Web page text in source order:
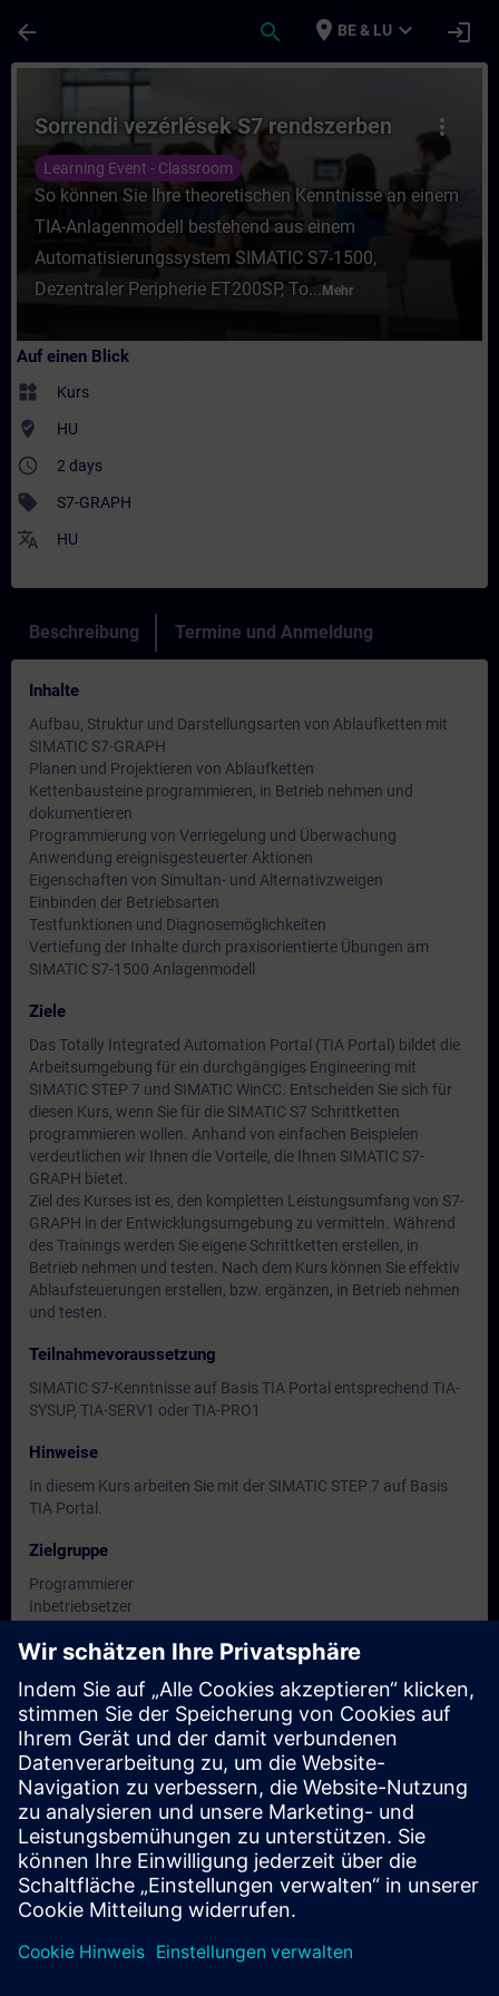
arrow_back search place BE & LU expand_more login
Kurs - Sorrendi vezérlések S7
more_vert
Sorrendi vezérlések S7 rendszerben
Learning Event - Classroom
So können Sie Ihre theoretischen Kenntnisse an einem
TIA-Anlagenmodell bestehend aus einem
Automatisierungssystem SIMATIC S7-1500,
Dezentraler Peripherie ET200SP, To... Mehr
Auf einen Blick
widgets Kurs
where_to_vote HU
access_time 2 days
sell S7-GRAPH
translate HU
Beschreibung Termine und Anmeldung
Inhalte
Aufbau, Struktur und Darstellungsarten von Ablaufketten mit
SIMATIC S7-GRAPH
Planen und Projektieren von Ablaufketten
Kettenbausteine programmieren, in Betrieb nehmen und
dokumentieren
Programmierung von Verriegelung und Überwachung
Anwendung ereignisgesteuerter Aktionen
Eigenschaften von Simultan- und Alternativzweigen
Einbinden der Betriebsarten
Testfunktionen und Diagnosemöglichkeiten
Vertiefung der Inhalte durch praxisorientierte Übungen am
SIMATIC S7-1500 Anlagenmodell
Ziele
Das Totally Integrated Automation Portal (TIA Portal) bildet die
Arbeitsumgebung für ein durchgängiges Engineering mit
SIMATIC STEP 7 und SIMATIC WinCC. Entscheiden Sie sich für
diesen Kurs, wenn Sie für die SIMATIC S7 Schrittketten
programmieren wollen. Anhand von einfachen Beispielen
verdeutlichen wir Ihnen die Vorteile, die Ihnen SIMATIC S7-
GRAPH bietet.
Ziel des Kurses ist es, den kompletten Leistungsumfang von S7-
GRAPH in der Entwicklungsumgebung zu vermitteln. Während
des Trainings werden Sie eigene Schrittketten erstellen, in
Betrieb nehmen und testen. Nach dem Kurs können Sie effektiv
Ablaufsteuerungen erstellen, bzw. ergänzen, in Betrieb nehmen
und testen.
Teilnahmevoraussetzung
SIMATIC S7-Kenntnisse auf Basis TIA Portal entsprechend TIA-
SYSUP, TIA-SERV1 oder TIA-PRO1
Hinweise
In diesem Kurs arbeiten Sie mit der SIMATIC STEP 7 auf Basis
TIA Portal.
Zielgruppe
Programmierer
Inbetriebsetzer
Instandhalter
Servicepersonal
Termine und Anmeldung
Derzeit sind keine Termine verfügbar
Setzen Sie sich auf die Interessentenliste und erhalten Sie eine
Benachrichtigung sobald neue Termine verfügbar sind.
Benachrichtigungsservice aktivieren